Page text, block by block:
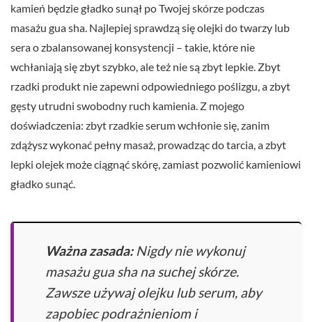
kamień będzie gładko sunął po Twojej skórze podczas
masażu gua sha. Najlepiej sprawdzą się olejki do twarzy lub
sera o zbalansowanej konsystencji – takie, które nie
wchłaniają się zbyt szybko, ale też nie są zbyt lepkie. Zbyt
rzadki produkt nie zapewni odpowiedniego poślizgu, a zbyt
gęsty utrudni swobodny ruch kamienia. Z mojego
doświadczenia: zbyt rzadkie serum wchłonie się, zanim
zdążysz wykonać pełny masaż, prowadząc do tarcia, a zbyt
lepki olejek może ciągnąć skórę, zamiast pozwolić kamieniowi
gładko sunąć.
Ważna zasada:Nigdy nie wykonuj
masażu gua sha na suchej skórze.
Zawsze używaj olejku lub serum, aby
zapobiec podrażnieniom i